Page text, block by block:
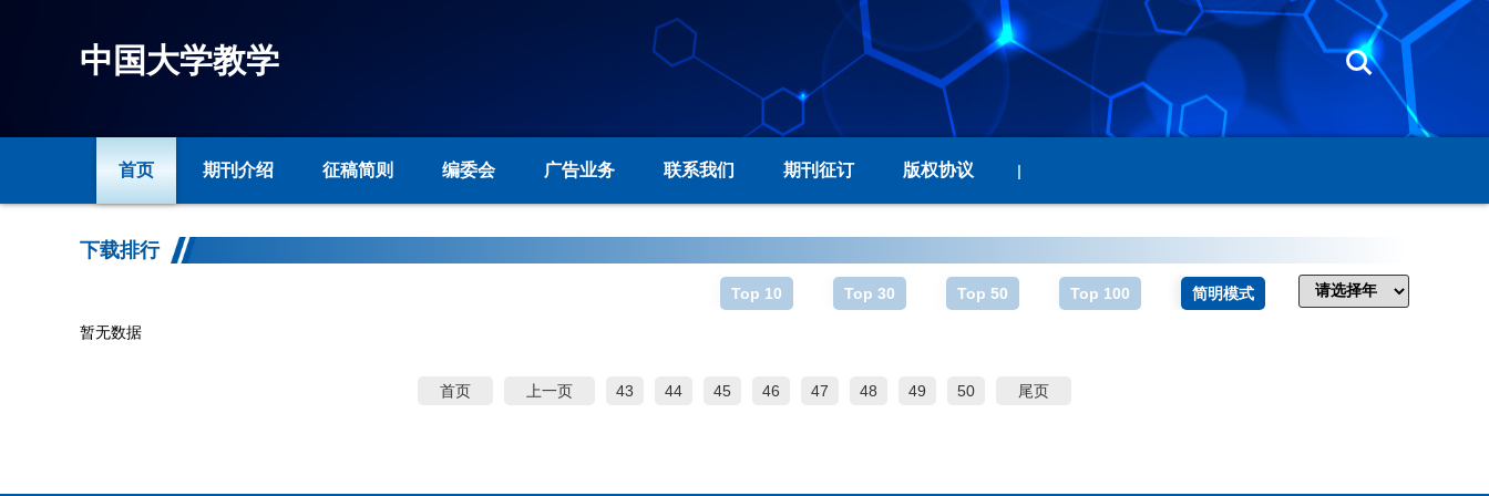
中国大学教学
首页 期刊介绍 征稿简则 编委会 广告业务 联系我们 期刊征订 版权协议 |
下载排行
Top 10 Top 30 Top 50 Top 100 简明模式
暂无数据
首页 上一页 43 44 45 46 47 48 49 50 尾页